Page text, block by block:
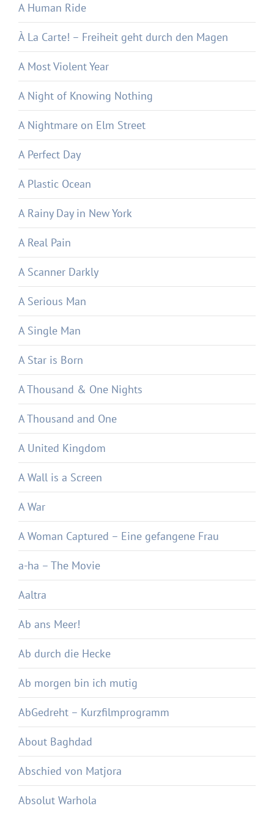
A Human Ride
À La Carte! – Freiheit geht durch den Magen
A Most Violent Year
A Night of Knowing Nothing
A Nightmare on Elm Street
A Perfect Day
A Plastic Ocean
A Rainy Day in New York
A Real Pain
A Scanner Darkly
A Serious Man
A Single Man
A Star is Born
A Thousand & One Nights
A Thousand and One
A United Kingdom
A Wall is a Screen
A War
A Woman Captured – Eine gefangene Frau
a-ha – The Movie
Aaltra
Ab ans Meer!
Ab durch die Hecke
Ab morgen bin ich mutig
AbGedreht – Kurzfilmprogramm
About Baghdad
Abschied von Matjora
Absolut Warhola